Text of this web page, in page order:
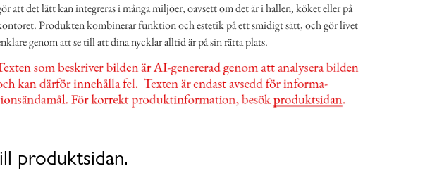
att det lätt kan integreras i många miljöer, oavsett om det är i hallen, köket eller på
Produkten kombinerar funktion och estetik på ett smidigt sätt, och gör livet
genom att se till att dina nycklar alltid är på sin rätta plats.
produktsidan.